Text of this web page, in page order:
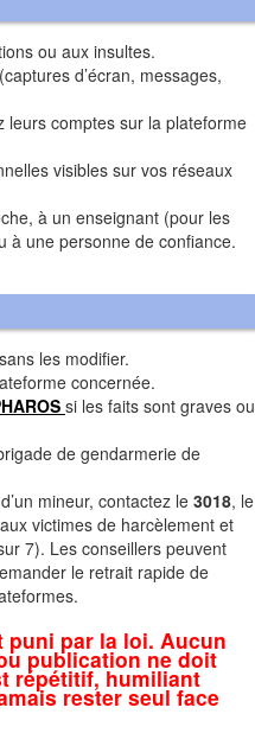
ou aux insultes.
d’écran, messages,
leurs comptes sur la plateforme
visibles sur vos réseaux
à un enseignant (pour les
à une personne de confiance.
les modifier.
concernée.
si les faits sont graves ou
de gendarmerie de
mineur, contactez le3018, le
victimes de harcèlement et
7). Les conseillers peuvent
le retrait rapide de
puni par la loi. Aucun
publication ne doit
répétitif, humiliant
rester seul face